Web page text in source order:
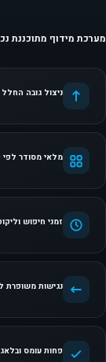
מערכת מידוף מתוכננת
ניצול גובה החלל
מלאי מסודר לפי
זמני חיפוש
נגישות משופרת
פחות עומס